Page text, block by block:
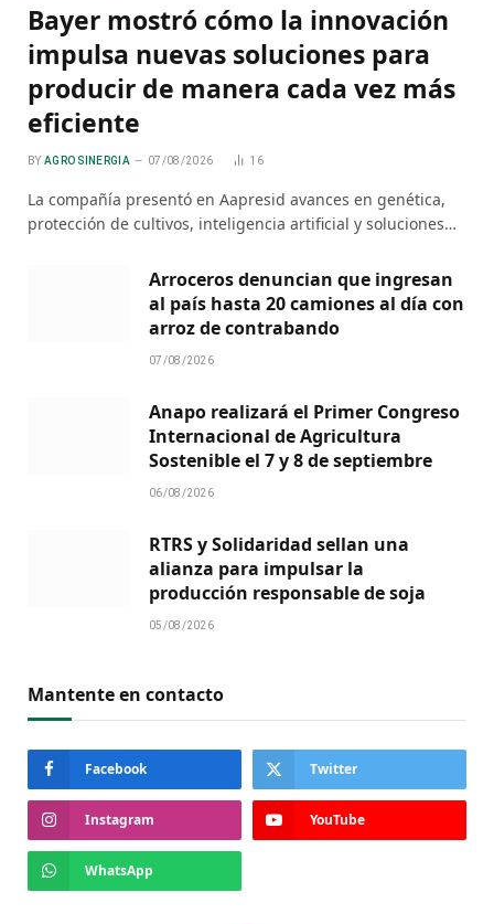
Bayer mostró cómo la innovación
impulsa nuevas soluciones para
producir de manera cada vez más
eficiente
BY AGRO SINERGIA 07/08/2026 16
La compañía presentó en Aapresid avances en genética,
protección de cultivos, inteligencia artificial y soluciones…
Arroceros denuncian que ingresan
al país hasta 20 camiones al día con
arroz de contrabando
07/08/2026
Anapo realizará el Primer Congreso
Internacional de Agricultura
Sostenible el 7 y 8 de septiembre
06/08/2026
RTRS y Solidaridad sellan una
alianza para impulsar la
producción responsable de soja
05/08/2026
Mantente en contacto
Facebook Twitter
Instagram YouTube
WhatsApp